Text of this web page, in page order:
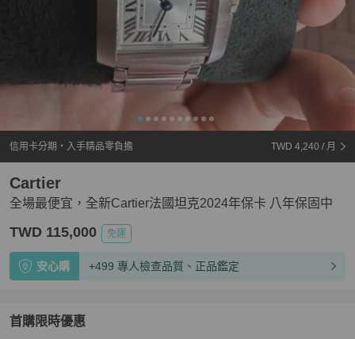
信用卡分期・入手精品零負擔 TWD 4,240 / 月
全場最便宜，全新Cartier法國坦克2024年保卡 八年保固中
Cartier
TWD 115,000 免運
安心購 +499 專人檢查品質、正品鑑定
首購限時優惠